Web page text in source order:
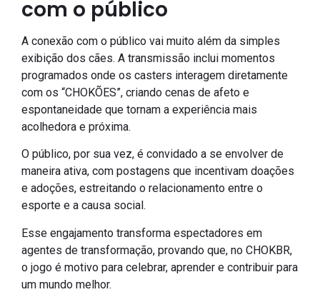
com o público
A conexão com o público vai muito além da simples
exibição dos cães. A transmissão inclui momentos
programados onde os casters interagem diretamente
com os “CHOKÕES”, criando cenas de afeto e
espontaneidade que tornam a experiência mais
acolhedora e próxima.
O público, por sua vez, é convidado a se envolver de
maneira ativa, com postagens que incentivam doações
e adoções, estreitando o relacionamento entre o
esporte e a causa social.
Esse engajamento transforma espectadores em
agentes de transformação, provando que, no CHOKBR,
o jogo é motivo para celebrar, aprender e contribuir para
um mundo melhor.